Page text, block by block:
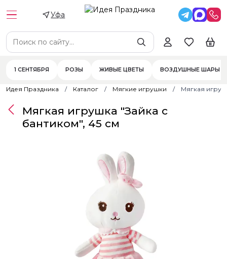
Уфа
1 СЕНТЯБРЯ РОЗЫ ЖИВЫЕ ЦВЕТЫ ВОЗДУШНЫЕ ШАРЫ
Идея Праздника Каталог Мягкие игрушки Мягкая
Мягкая игрушка "Зайка с
бантиком", 45 см